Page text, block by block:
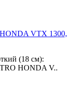
HONDA VTX 1300,
(18 см):
HONDA V..